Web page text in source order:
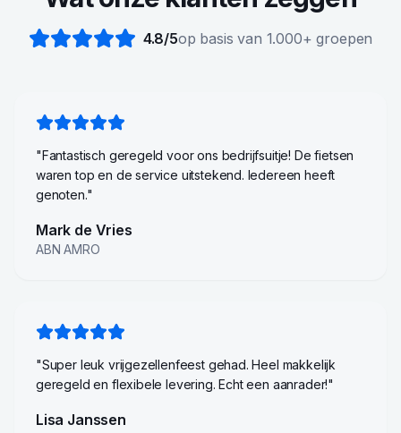
4.8/5op basis van 1.000+ groepen
"Fantastisch geregeld voor ons bedrijfsuitje! De fietsen
waren top en de service uitstekend. Iedereen heeft
genoten."
Mark de Vries
ABN AMRO
"Super leuk vrijgezellenfeest gehad. Heel makkelijk
geregeld en flexibele levering. Echt een aanrader!"
Lisa Janssen